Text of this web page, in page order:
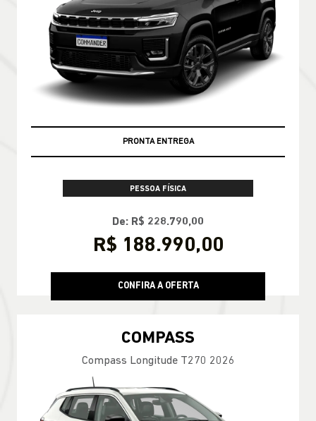
PRONTA ENTREGA
PESSOA FÍSICA
De: R$ 228.790,00
R$ 188.990,00
CONFIRA A OFERTA
COMPASS
Compass Longitude T270 2026